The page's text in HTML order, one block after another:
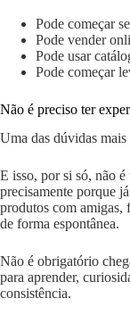
Pode começar
Pode vender
Pode usar
Pode começar
Não é preciso ter
Uma das dúvidas
E isso, por si só, não
precisamente porque
produtos com amigas,
de forma espontânea.
Não é obrigatório
para aprender,
consistência.